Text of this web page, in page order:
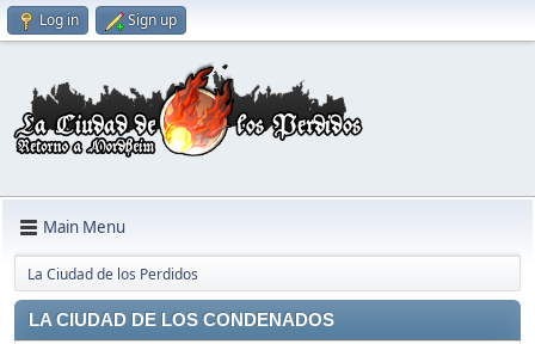
Log in Sign up
Main Menu
La Ciudad de los Perdidos
LA CIUDAD DE LOS CONDENADOS